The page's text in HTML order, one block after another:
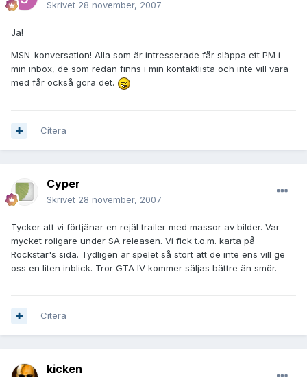
Skrivet 28 november, 2007
Ja!
MSN-konversation! Alla som är intresserade får släppa ett PM i
min inbox, de som redan finns i min kontaktlista och inte vill vara
med får också göra det.
Citera
Cyper
Skrivet 28 november, 2007
Tycker att vi förtjänar en rejäl trailer med massor av bilder. Var
mycket roligare under SA releasen. Vi fick t.o.m. karta på
Rockstar's sida. Tydligen är spelet så stort att de inte ens vill ge
oss en liten inblick. Tror GTA IV kommer säljas bättre än smör.
Citera
kicken